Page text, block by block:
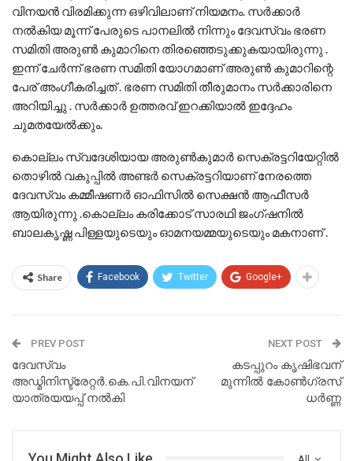
വിനയന്‍ വിരമിക്കുന്ന ഒഴിവിലാണ് നിയമനം. സർക്കാർ
നൽകിയ മൂന്ന് പേരുടെ പാനലിൽ നിന്നും ദേവസ്വം ഭരണ
സമിതി അരുൺ കുമാറിനെ തിരഞ്ഞെടുക്കുകയായിരുന്നു .
ഇന്ന് ചേർന്ന് ഭരണ സമിതി യോഗമാണ് അരുൺ കുമാറിന്റെ
പേര് അംഗീകരിച്ചത് . ഭരണ സമിതി തീരുമാനം സർക്കാരിനെ
അറിയിച്ചു . സർക്കാർ ഉത്തരവ് ഇറക്കിയാൽ ഇദ്ദേഹം
ചുമതയേൽക്കും.
കൊല്ലം സ്വദേശിയായ അരുണ്‍കുമാര്‍ സെക്രട്ടറിയേറ്റിൽ
തൊഴിൽ വകുപ്പിൽ അണ്ടർ സെക്രട്ടറിയാണ് നേരത്തെ
ദേവസ്വം കമ്മീഷണർ ഓഫിസിൽ സെക്ഷൻ ആഫീസർ
ആയിരുന്നു .കൊല്ലം കരിക്കോട് സാരഥി ജംഗ്‌ഷനിൽ
ബാലകൃഷ്ണ പിള്ളയുടെയും ഓമനയമ്മയുടെയും മകനാണ് .
Share Facebook Twitter Google+
PREV POST
ദേവസ്വം
അഡ്മിനിസ്ട്രേറ്റർ.കെ.പി.വിനയന്
യാത്രയയപ്പ് നൽകി
NEXT POST
കടപ്പുറം കൃഷിഭവന്
മുന്നിൽ കോൺഗ്രസ്‌
ധർണ്ണ